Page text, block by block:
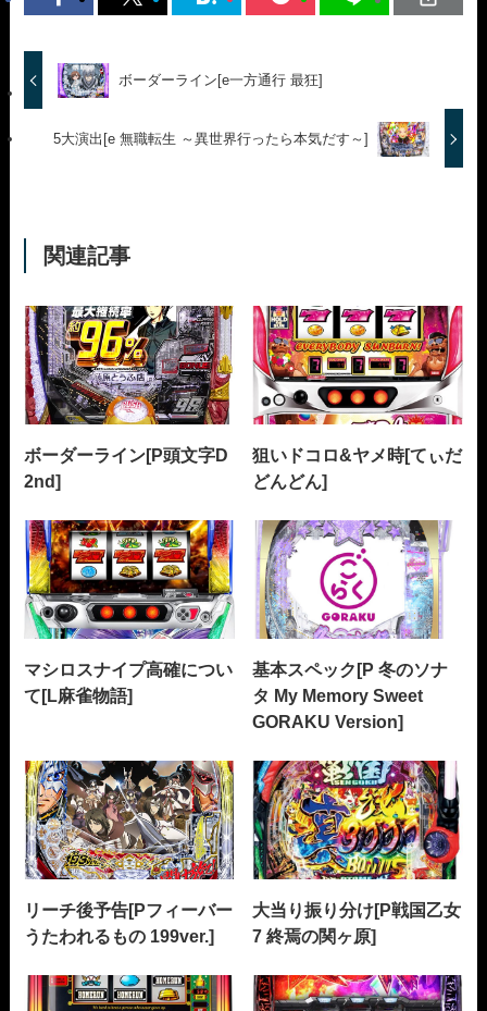
ボーダーライン[e一方通行 最狂]
5大演出[e 無職転生 ～異世界行ったら本気だす～]
関連記事
ボーダーライン[P頭文字D
2nd]
狙いドコロ&ヤメ時[てぃだ
どんどん]
マシロスナイプ高確につい
て[L麻雀物語]
基本スペック[P 冬のソナ
タ My Memory Sweet
GORAKU Version]
リーチ後予告[Pフィーバー
うたわれるもの 199ver.]
大当り振り分け[P戦国乙女
7 終焉の関ヶ原]